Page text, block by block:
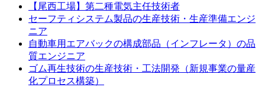
【尾西工場】第二種電気主任技術者
セーフティシステム製品の生産技術・生産準備エンジ
ニア
自動車用エアバックの構成部品（インフレータ）の品
質エンジニア
ゴム再生技術の生産技術・工法開発（新規事業の量産
化プロセス構築）